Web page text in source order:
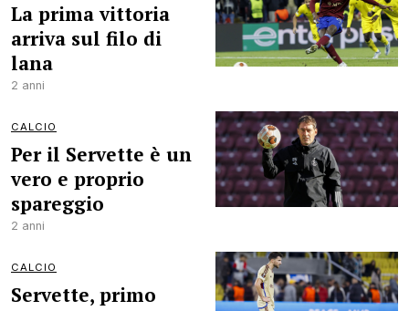
La prima vittoria
arriva sul filo di
lana
2 anni
CALCIO
Per il Servette è un
vero e proprio
spareggio
2 anni
CALCIO
Servette, primo